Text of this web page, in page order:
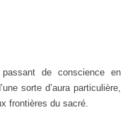
de conscience en
sorte d’aura particulière,
frontières du sacré.